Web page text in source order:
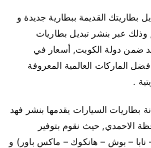
بطاريتك القديمة ببطارية جديدة و
وذلك عبر بنشر تبديل بطاريات
ضمن دولة الكويت, أسعار في
الماركات العالمية المعروفة
.
بطاريات السيارات يقدمها بنشر فهد
الاحمدي, حيث نقوم بتوفير
– نابا – بوش – هانكوك – ماكس باور) و